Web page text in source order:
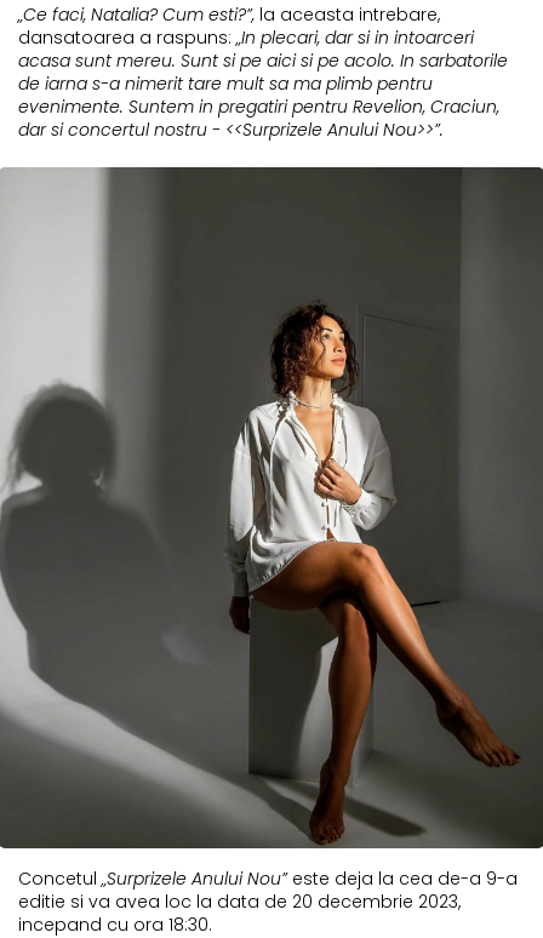
„Ce faci, Natalia? Cum esti?”, la aceasta intrebare,
dansatoarea a raspuns: „In plecari, dar si in intoarceri
acasa sunt mereu. Sunt si pe aici si pe acolo. In sarbatorile
de iarna s-a nimerit tare mult sa ma plimb pentru
evenimente. Suntem in pregatiri pentru Revelion, Craciun,
dar si concertul nostru - <<Surprizele Anului Nou>>”.
Concetul „Surprizele Anului Nou”este deja la cea de-a 9-a
editie si va avea loc la data de 20 decembrie 2023,
incepand cu ora 18:30.